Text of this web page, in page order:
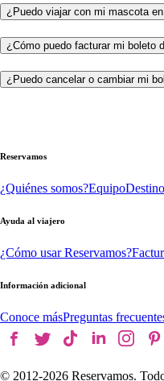
¿Puedo viajar con mi mascota
¿Cómo puedo facturar mi boleto
¿Puedo cancelar o cambiar mi
Reservamos
¿Quiénes somos?Equipo
Ayuda al viajero
¿Cómo usar Reservamos?
Información adicional
Conoce másPreguntas
© 2012-2026 Reservamos.